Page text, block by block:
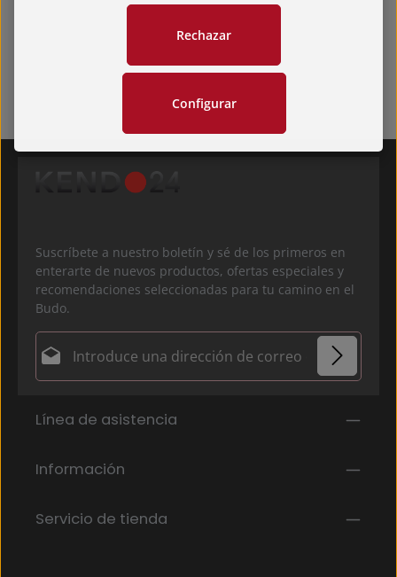
Suscríbete a nuestro boletín y sé de los primeros en
enterarte de nuevos productos, ofertas especiales y
recomendaciones seleccionadas para tu camino en el
Budo.
Dirección de correo electrónico*
Al seleccionar continuar, confirmas que has leído
has aceptado nuestros
términos y condiciones generales
Los campos marcados con un asterisco (*) son
obligatorios.
Línea de asistencia
Información
Servicio de tienda
Rechazar
Configurar